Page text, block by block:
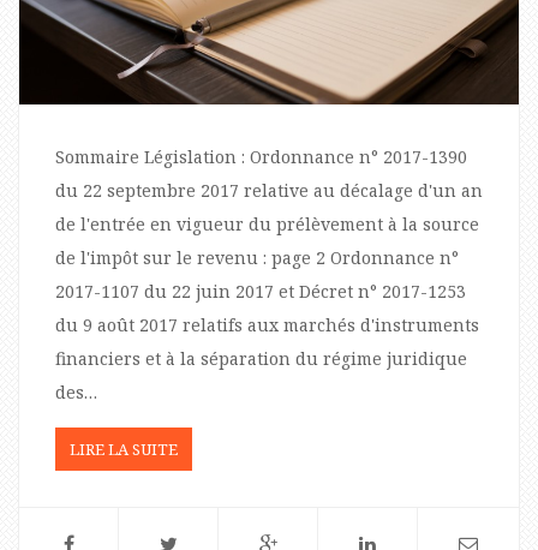
Sommaire Législation : Ordonnance n° 2017-1390
du 22 septembre 2017 relative au décalage d'un an
de l'entrée en vigueur du prélèvement à la source
de l'impôt sur le revenu : page 2 Ordonnance n°
2017-1107 du 22 juin 2017 et Décret n° 2017-1253
du 9 août 2017 relatifs aux marchés d'instruments
financiers et à la séparation du régime juridique
des…
LIRE LA SUITE